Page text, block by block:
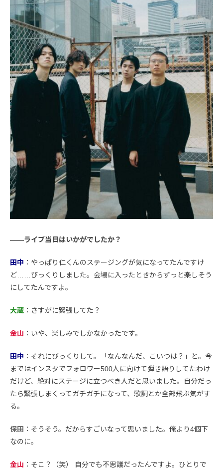
――ライブ当日はいかがでしたか？
田中 ：やっぱり仁くんのステージングが気になってたんですけ
ど……びっくりしました。会場に入ったときからずっと楽しそう
にしてたんですよ。
大蔵 ：さすがに緊張してた？
金山 ：いや、楽しみでしかなかったです。
田中 ：それにびっくりして。「なんなんだ、こいつは？」と。今
まではインスタでフォロワー500人に向けて弾き語りしてたわけ
だけど、絶対にステージに立つべき人だと思いました。自分だっ
たら緊張しまくってガチガチになって、歌詞とか全部飛ぶ気がす
る。
保田 ：そうそう。だからすごいなって思いました。俺より4個下
なのに。
金山 ：そこ？（笑） 自分でも不思議だったんですよ。ひとりで